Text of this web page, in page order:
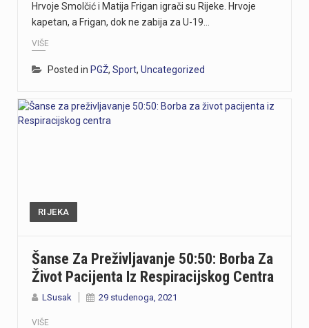
Hrvoje Smolčić i Matija Frigan igrači su Rijeke. Hrvoje
kapetan, a Frigan, dok ne zabija za U-19…
VIŠE
Posted in PGŽ, Sport, Uncategorized
RIJEKA
Šanse Za Preživljavanje 50:50: Borba Za
Život Pacijenta Iz Respiracijskog Centra
LSusak 29 studenoga, 2021
VIŠE